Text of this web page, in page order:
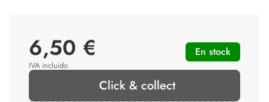
6,50 €
IVA incluido
En stock
Click & collect